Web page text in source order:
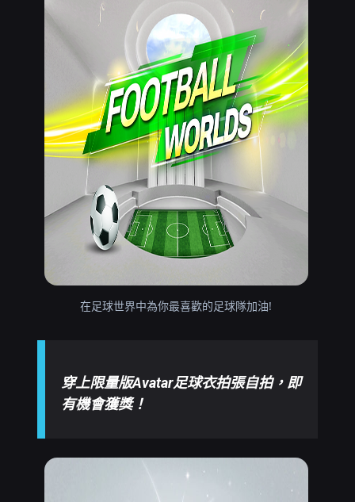
在足球世界中為你最喜歡的足球隊加油!
穿上限量版Avatar足球衣拍張自拍，即
有機會獲獎！